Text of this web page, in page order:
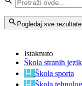
Pogledaj sve rezultate
Istaknuto
Škola stranih
Škola sporta
Škola